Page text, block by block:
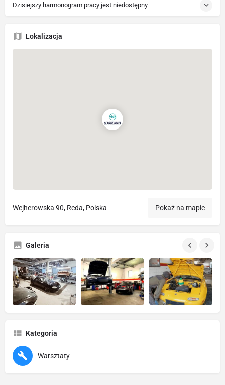
Dzisiejszy harmonogram pracy jest niedostępny
Lokalizacja
Wejherowska 90, Reda, Polska Pokaż na mapie
Galeria
Kategoria
Warsztaty